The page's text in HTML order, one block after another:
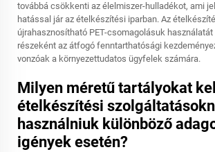
továbbá csökkenti az élelmiszer-hulladékot, ami
hatással jár az ételkészítési iparban. Az
újrahasznosítható PET-csomagolásuk
részeként az átfogó fenntarthatósági
vonzóak a környezettudatos ügyfelek számára.
Milyen méretű tartályokat
ételkészítési
használniuk különböző
igények esetén?